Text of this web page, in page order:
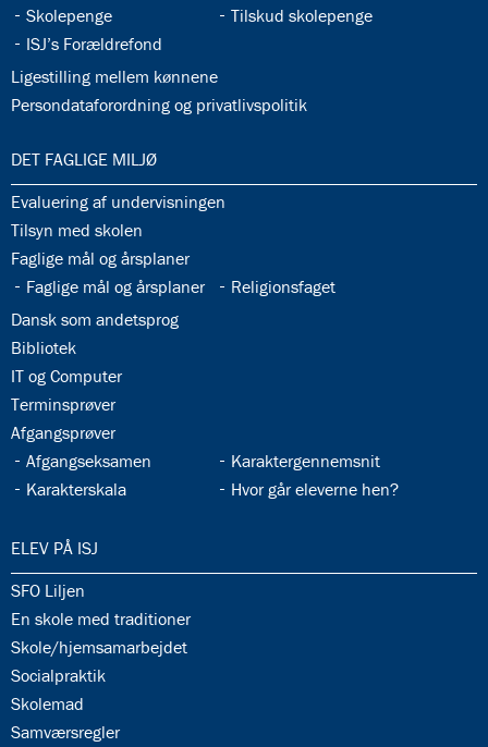
32.33:
Skolepenge 32.34:
Tilskud skolepenge
32.35:
ISJ’s Forældrefond
32.36:
Ligestilling mellem kønnene
32.37:
Persondataforordning og privatlivspolitik
33.0:
DET FAGLIGE MILJØ
33.1:
Evaluering af undervisningen
33.2:
Tilsyn med skolen
33.3:
Faglige mål og årsplaner
33.4:
Faglige mål og årsplaner 33.5:
Religionsfaget
33.6:
Dansk som andetsprog
33.7:
Bibliotek
33.8:
IT og Computer
33.9:
Terminsprøver
33.10:
Afgangsprøver
33.11:
Afgangseksamen 33.12:
Karaktergennemsnit
33.13:
Karakterskala 33.14:
Hvor går eleverne hen?
34.0:
ELEV PÅ ISJ
34.1:
SFO Liljen
34.2:
En skole med traditioner
34.3:
Skole/hjemsamarbejdet
34.4:
Socialpraktik
34.5:
Skolemad
34.6:
Samværsregler